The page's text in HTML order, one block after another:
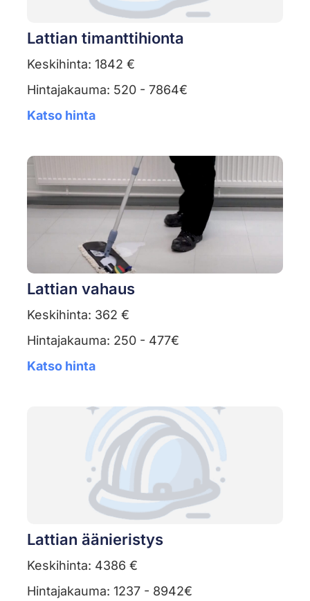
Lattian timanttihionta
Keskihinta: 1842 €
Hintajakauma: 520 - 7864€
Katso hinta
Lattian vahaus
Keskihinta: 362 €
Hintajakauma: 250 - 477€
Katso hinta
Lattian äänieristys
Keskihinta: 4386 €
Hintajakauma: 1237 - 8942€